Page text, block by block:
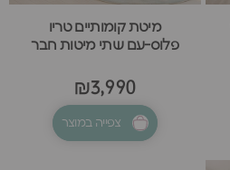
מיטת קומותיים טריו
פלוס-עם שתי מיטות חבר
₪3,990
צפייה במוצר